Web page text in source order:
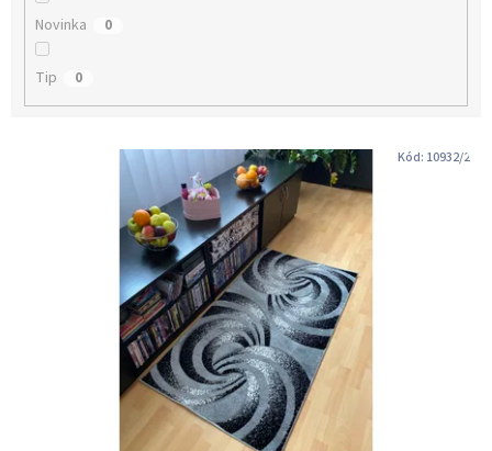
Novinka 0
Tip 0
Kód: 10932/2